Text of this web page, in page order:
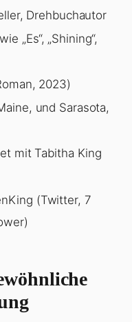
Drehbuchautor
„Es“, „Shining“,
2023)
und Sarasota,
mit Tabitha King
(Twitter, 7